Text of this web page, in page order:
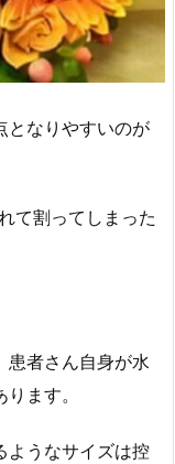
となりやすいのが
て割ってしまった
患者さん自身が水
ます。
ようなサイズは控